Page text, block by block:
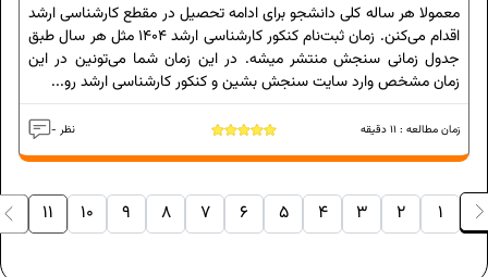
معمولا هر ساله کلی دانشجو برای ادامه تحصیل در مقطع کارشناسی ارشد
اقدام می‌کنن. زمان ثبت‌نام کنکور کارشناسی ارشد 1404 مثل هر سال طبق
جدول زمانی سنجش منتشر میشه. در این زمان شما می‌تونین در این
زمان مشخص وارد سایت سنجش بشین و کنکور کارشناسی ارشد رو...
- نظر زمان مطالعه : 11 دقیقه
1
2
3
4
5
6
7
8
9
10
11